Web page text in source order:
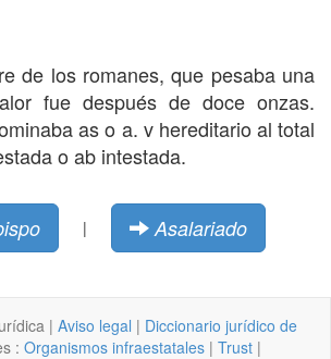
de los romanes, que pesaba una
fue después de doce onzas.
as o a. v hereditario al total
o ab intestada.
| Asalariado
| Aviso legal | Diccionario jurídico de
: Organismos infraestatales | Trust |